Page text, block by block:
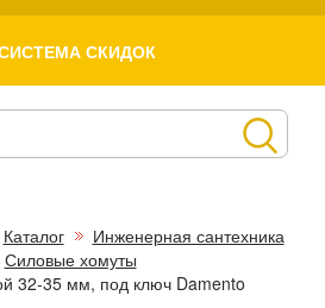
СКИДОК
Каталог
Инженерная сантехника
Силовые хомуты
32-35 мм, под ключ Damento